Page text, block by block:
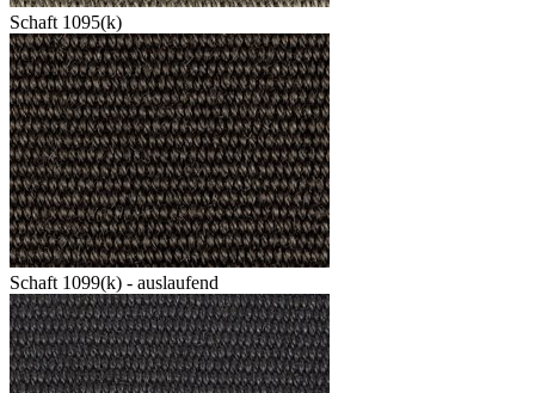
Schaft 1095(k)
Schaft 1099(k) - auslaufend